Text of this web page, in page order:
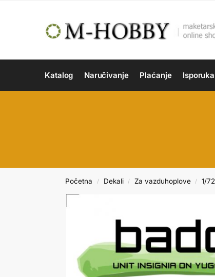
Katalog Naručivanje Plaćanje Isporuka
Početna / Dekali / Za vazduhoplove / 1/72